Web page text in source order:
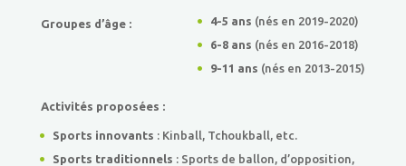
Groupes d’âge : 4-5 ans (nés en 2019-2020)
6-8 ans (nés en 2016-2018)
9-11 ans (nés en 2013-2015)
Activités proposées :
Sports innovants : Kinball, Tchoukball, etc.
Sports traditionnels : Sports de ballon, d’opposition,